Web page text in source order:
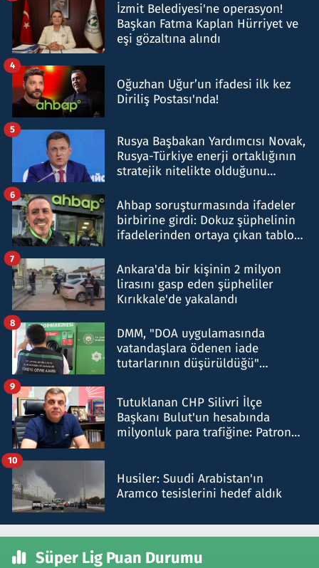
İzmit Belediyesi'ne operasyon!
Başkan Fatma Kaplan Hürriyet ve
eşi gözaltına alındı
Oğuzhan Uğur’un ifadesi ilk kez
Diriliş Postası'nda!
4
Rusya Başbakan Yardımcısı Novak,
Rusya-Türkiye enerji ortaklığının
stratejik nitelikte olduğunu
5
Ahbap soruşturmasında ifadeler
birbirine girdi: Dokuz şüphelinin
ifadelerinden ortaya çıkan tablo
6
Ankara'da bir kişinin 2 milyon
lirasını gasp eden şüpheliler
Kırıkkale'de yakalandı
7
DMM, "DOA uygulamasında
vatandaşlara ödenen iade
tutarlarının düşürüldüğü"
8
Tutuklanan CHP Silivri İlçe
Başkanı Bulut'un hesabında
milyonluk para trafiğine: Patron
9
Husiler: Suudi Arabistan'ın
Aramco tesislerini hedef aldık
10
Süper Lig Puan Durumu